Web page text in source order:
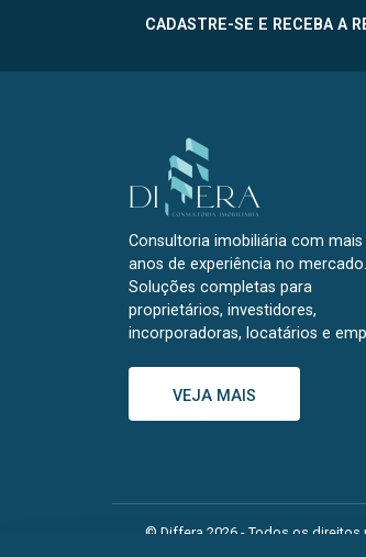
CADASTRE-SE E RECEBA A
Consultoria imobiliária com mais
anos de experiência no mercado.
Soluções completas para
proprietários, investidores,
incorporadoras, locatários e
VEJA MAIS
© Differa 2026 - Todos os direitos